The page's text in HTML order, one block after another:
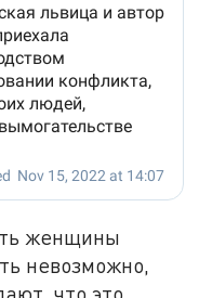
женщины
невозможно,